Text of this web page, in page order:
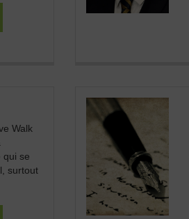
Walk
qui se
surtout